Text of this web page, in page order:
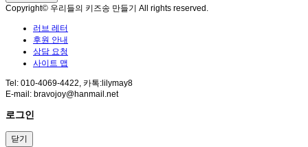
Copyright© 우리들의 키즈송 만들기 All rights reserved.
러브 레터
후원 안내
상담 요청
사이트 맵
Tel: 010-4069-4422, 카톡:lilymay8
E-mail: bravojoy@hanmail.net
로그인
닫기